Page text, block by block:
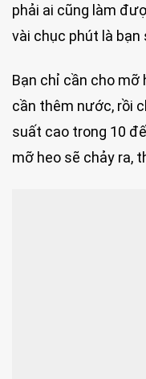
phải ai cũng làm
vài chục phút là bạn
Bạn chỉ cần cho mỡ
cần thêm nước, rồi
suất cao trong 10
mỡ heo sẽ chảy ra,